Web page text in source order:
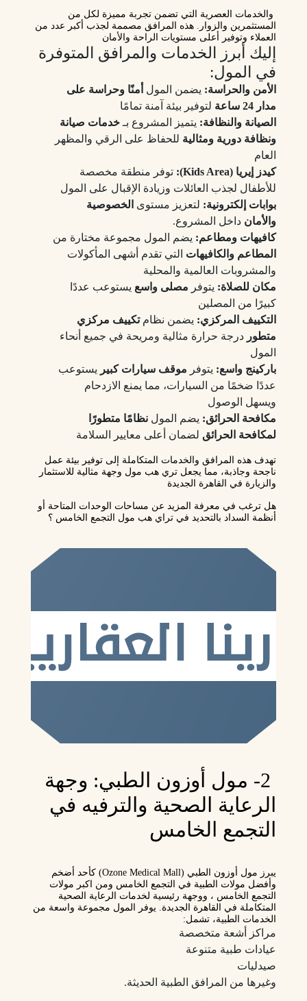
والخدمات العصرية التي تضمن تجربة مميزة لكل من
المستثمرين والزوار. هذه المرافق مصممة لجذب أكبر عدد من
العملاء وتوفير أعلى مستويات الراحة والأمان
إليك أبرز الخدمات والمرافق المتوفرة
في المول:
الأمن والحراسة: يضمن المول أمنًا وحراسة على
مدار 24 ساعة
لتوفير بيئة آمنة تمامًا
الصيانة والنظافة: يتميز المشروع بـ خدمات صيانة
ونظافة دورية ومثالية للحفاظ على الرقي والمظهر
العام
كيدز إيريا (Kids Area):
توفر منطقة مخصصة
للأطفال لجذب العائلات وزيادة الإقبال على المول
بوابات إلكترونية: لتعزيز مستوى الخصوصية
والأمان داخل المشروع.
كافيهات ومطاعم: يضم المول مجموعة مختارة من
المطاعم والكافيهات التي تقدم أشهى المأكولات
والمشروبات العالمية والمحلية
مكان للصلاة: يتوفر مصلى واسع يستوعب عددًا
كبيرًا من المصلين
التكييف المركزي: يضمن نظامتكييف مركزي
متطور درجة حرارة مثالية ومريحة في جميع أنحاء
المول
باركينج واسع: يتوفر موقف سيارات كبير يستوعب
عددًا ضخمًا من السيارات، مما يمنع الازدحام
ويسهل الوصول
مكافحة الحرائق: يضم المول نظامًا متطورًا
لمكافحة الحرائق لضمان أعلى معايير السلامة
تهدف هذه المرافق والخدمات المتكاملة إلى توفير بيئة عمل
ناجحة وجاذبة، مما يجعل تري هب مول وجهة مثالية للاستثمار
والزيارة في القاهرة الجديدة
هل ترغب في معرفة المزيد عن مساحات الوحدات المتاحة أو
أنظمة السداد بالتحديد في تراي هب مول التجمع الخامس ؟
2- مول أوزون الطبي: وجهة
الرعاية الصحية والترفيه في
التجمع الخامس
يبرز مول أوزون الطبي (Ozone Medical Mall) كأحد أضخم
وأفضل مولات الطبية في التجمع الخامس ومن اكبر مولات
التجمع الخامس ، ووجهة رئيسية لخدمات الرعاية الصحية
المتكاملة في القاهرة الجديدة. يوفر المول مجموعة واسعة من
الخدمات الطبية، تشمل:
مراكز أشعة متخصصة
عيادات طبية متنوعة
صيدليات
وغيرها من المرافق الطبية الحديثة.